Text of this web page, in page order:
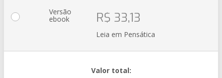
Versão
ebook R$ 33,13
Leia em Pensática
Valor total: